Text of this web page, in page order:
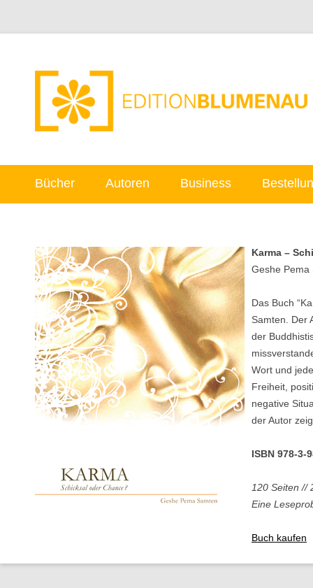
Bücher Autoren Business
Karma –
Geshe Pema
Das Buch
Samten. Der
der
Wort und
Freiheit,
negative
der Autor
ISBN 978-3-
120 Seiten //
Eine
Buch kaufen